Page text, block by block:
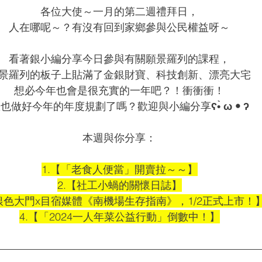
各位大使～一月的第二週禮拜日，
人在哪呢～？有沒有回到家鄉參與公民權益呀～
看著銀小編分享今日參與有關願景羅列的課程，
羅列的板子上貼滿了金銀財寶、科技創新、漂亮大宅
想必今年也會是很充實的一年吧？！衝衝衝！
做好今年的年度規劃了嗎？歡迎與小編分享ʕ•̀ ω • ʔ
本週與你分享：
1.【「老食人便當」開賣拉～～】
2.【社工小蝸的關懷日誌】
色大門x目宿媒體《南機場生存指南》，1/2正式上市！
4.【「2024一人年菜公益行動」倒數中！】